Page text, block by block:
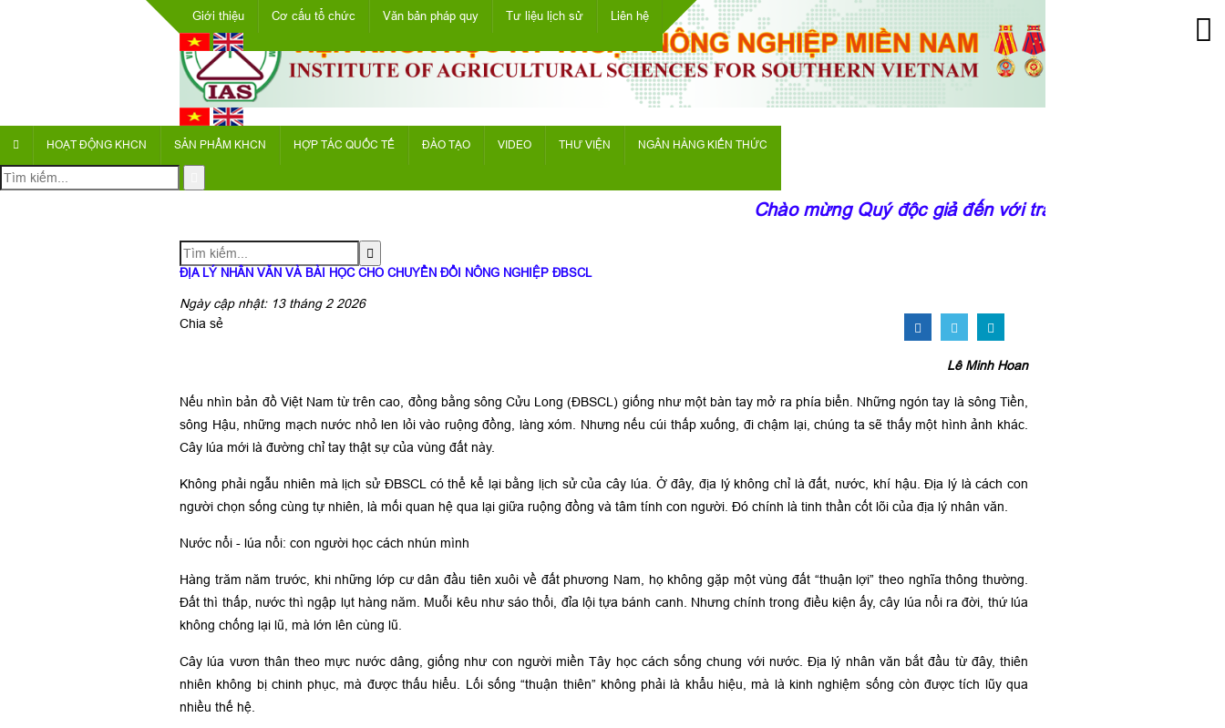
Giới thiệu Cơ cấu tổ chức Văn bản pháp quy Tư liệu lịch sử Liên hệ
HOẠT ĐỘNG KHCN SẢN PHẨM KHCN HỢP TÁC QUỐC TẾ ĐÀO TẠO VIDEO THƯ VIỆN NGÂN HÀNG KIẾN THỨC
Chào mừng Quý độc giả đến với trang thông tin của Viện
ĐỊA LÝ NHÂN VĂN VÀ BÀI HỌC CHO CHUYỂN ĐỔI NÔNG NGHIỆP ĐBSCL
Ngày cập nhật: 13 tháng 2 2026
Chia sẻ
Lê Minh Hoan
Nếu nhìn bản đồ Việt Nam từ trên cao, đồng bằng sông Cửu Long (ĐBSCL) giống như một bàn tay mở ra phía biển. Những ngón tay là sông Tiền,
sông Hậu, những mạch nước nhỏ len lỏi vào ruộng đồng, làng xóm. Nhưng nếu cúi thấp xuống, đi chậm lại, chúng ta sẽ thấy một hình ảnh khác.
Cây lúa mới là đường chỉ tay thật sự của vùng đất này.
Không phải ngẫu nhiên mà lịch sử ĐBSCL có thể kể lại bằng lịch sử của cây lúa. Ở đây, địa lý không chỉ là đất, nước, khí hậu. Địa lý là cách con
người chọn sống cùng tự nhiên, là mối quan hệ qua lại giữa ruộng đồng và tâm tính con người. Đó chính là tinh thần cốt lõi của địa lý nhân văn.
Nước nổi - lúa nổi: con người học cách nhún mình
Hàng trăm năm trước, khi những lớp cư dân đầu tiên xuôi về đất phương Nam, họ không gặp một vùng đất “thuận lợi” theo nghĩa thông thường.
Đất thì thấp, nước thì ngập lụt hàng năm. Muỗi kêu như sáo thổi, đỉa lội tựa bánh canh. Nhưng chính trong điều kiện ấy, cây lúa nổi ra đời, thứ lúa
không chống lại lũ, mà lớn lên cùng lũ.
Cây lúa vươn thân theo mực nước dâng, giống như con người miền Tây học cách sống chung với nước. Địa lý nhân văn bắt đầu từ đây, thiên
nhiên không bị chinh phục, mà được thấu hiểu. Lối sống “thuận thiên” không phải là khẩu hiệu, mà là kinh nghiệm sống còn được tích lũy qua
nhiều thế hệ.